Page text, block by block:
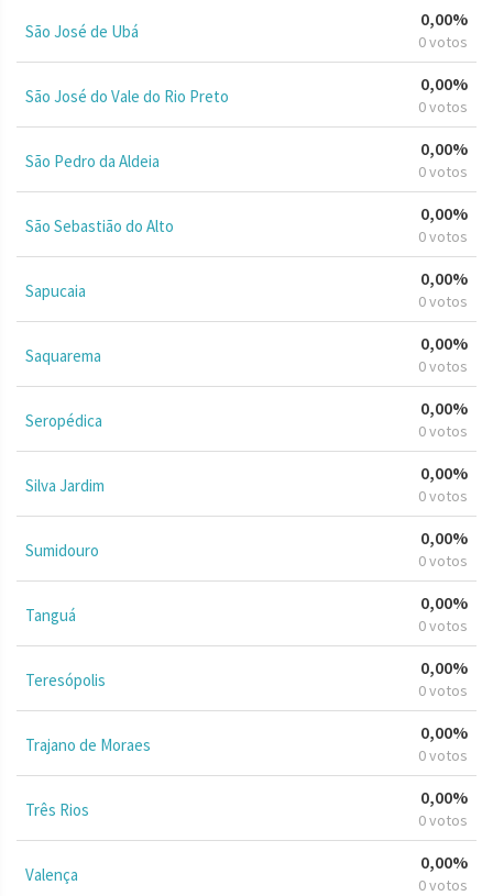
São José de Ubá
0,00%
0 votos
São José do Vale do Rio Preto
0,00%
0 votos
São Pedro da Aldeia
0,00%
0 votos
São Sebastião do Alto
0,00%
0 votos
Sapucaia
0,00%
0 votos
Saquarema
0,00%
0 votos
Seropédica
0,00%
0 votos
Silva Jardim
0,00%
0 votos
Sumidouro
0,00%
0 votos
Tanguá
0,00%
0 votos
Teresópolis
0,00%
0 votos
Trajano de Moraes
0,00%
0 votos
Três Rios
0,00%
0 votos
Valença
0,00%
0 votos